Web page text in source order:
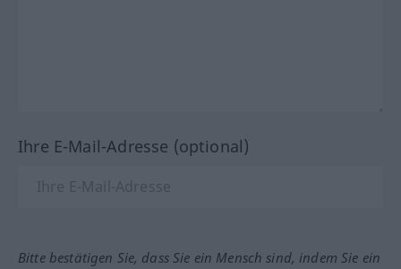
Ihre E-Mail-Adresse (optional)
Bitte bestätigen Sie, dass Sie ein Mensch sind, indem Sie ein